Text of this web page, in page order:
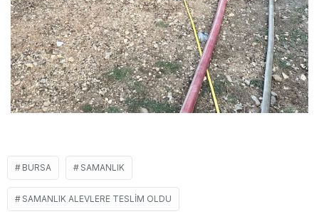
BURSA SAMANLIK
SAMANLIK ALEVLERE TESLIM OLDU